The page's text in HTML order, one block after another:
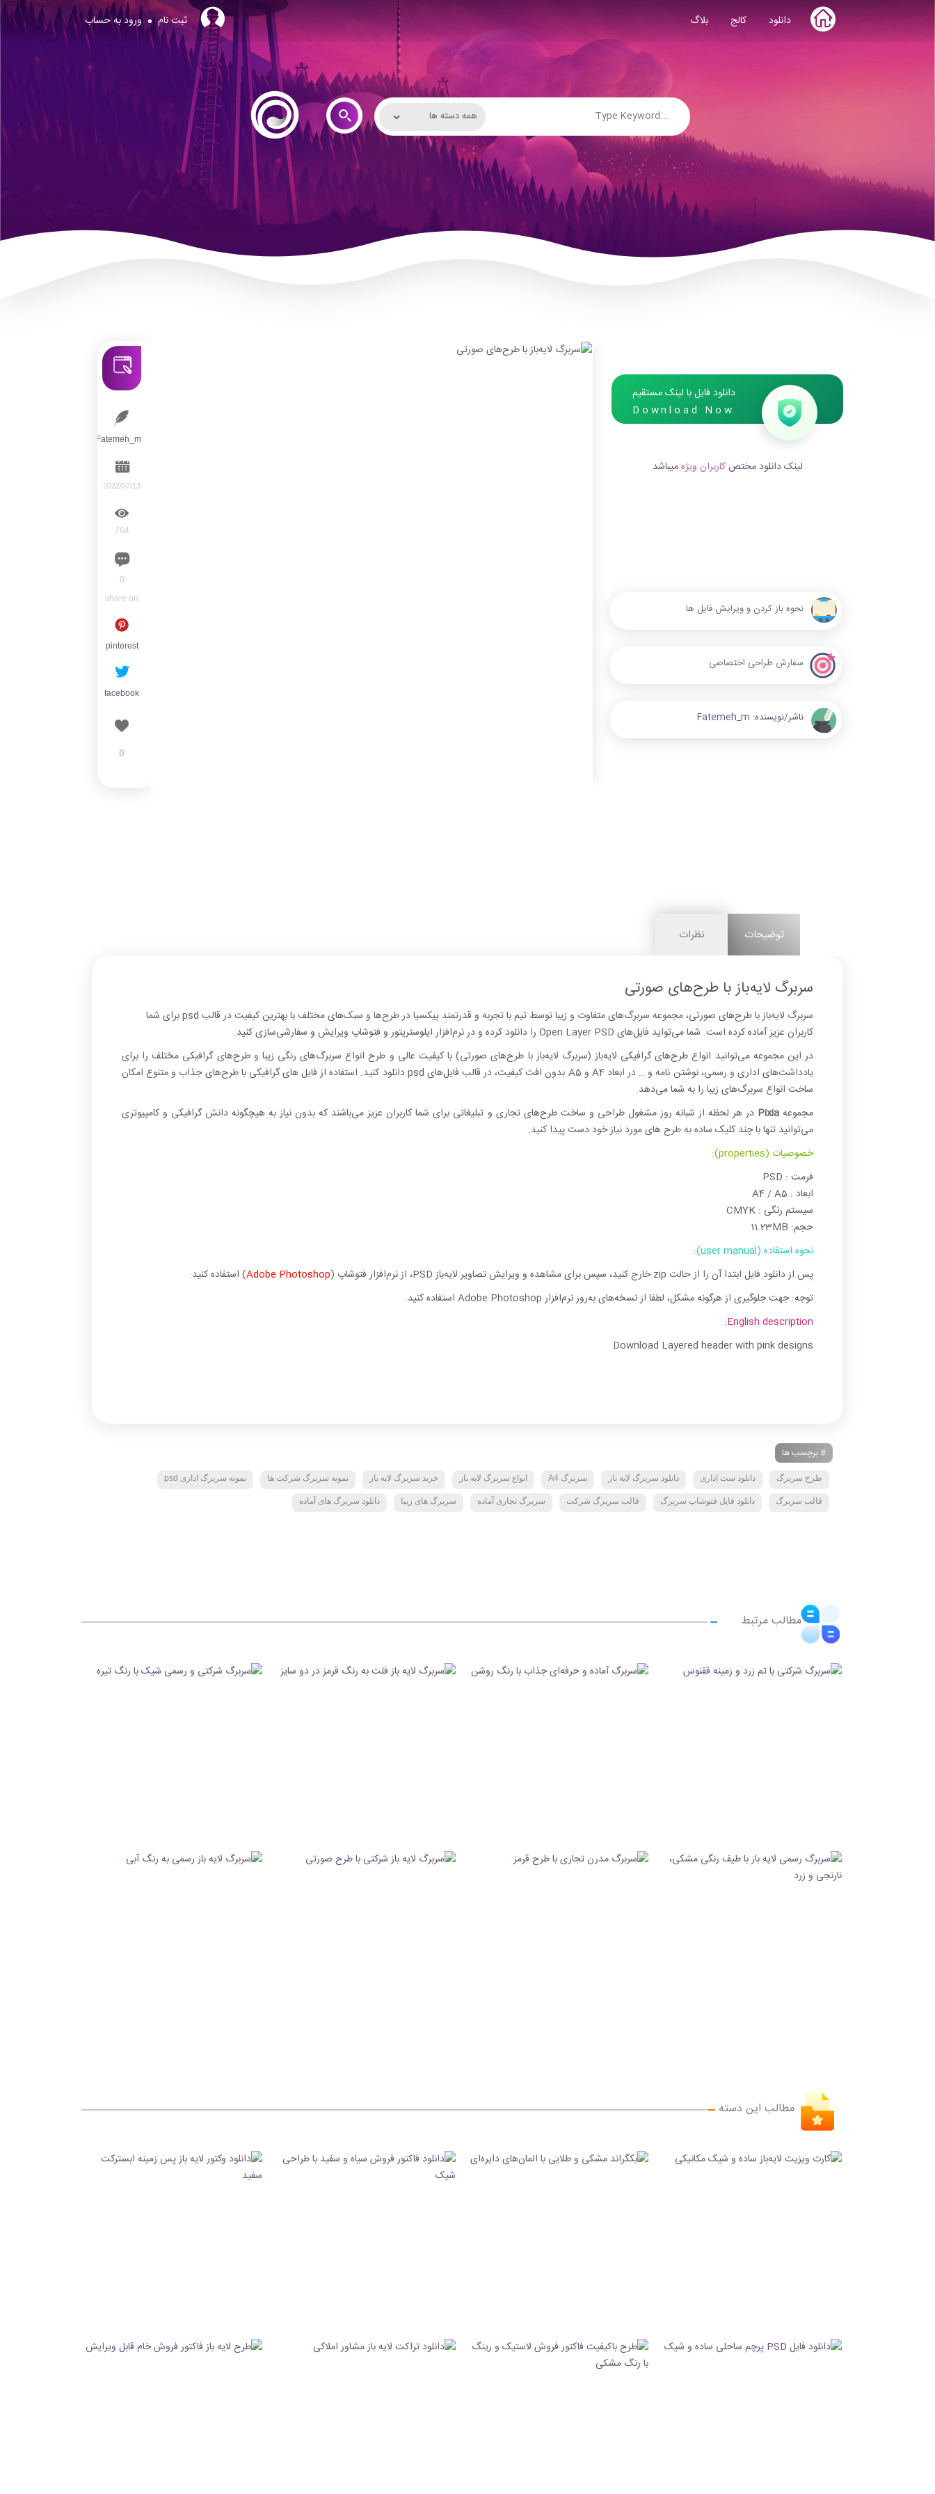
Skip
to
content
دانلود کالج بلاگ ثبت نام ورود به حساب
دانلود فایل با لینک مستقیم
Download Now
لینک دانلود مختصکاربران ویژهمیباشد
نحوه باز کردن و ویرایش فایل ها
سفارش طراحی اختصاصی
ناشر/نویسنده: Fatemeh_m
Fatemeh_m
2022/07/13
764
0
share on
pinterest
facebook
0
توضیحات نظرات
سربرگ لایه‌باز با طرح‌های صورتی
سربرگ لایه‌باز با طرح‌های صورتی، مجموعه سربرگ‌های متفاوت و زیبا توسط تیم با تجربه و قدرتمند پیکسیا در طرح‌ها و سبک‌های مختلف با بهترین کیفیت در قالب psd برای شما
کاربران عزیز آماده کرده است. شما می‌تواید فایل‌های Open Layer PSD را دانلود کرده و در نرم‌افزار ایلوستریتور و فتوشاپ ویرایش و سفارشی‌سازی کنید.
در این مجموعه می‌توانید انواع طرح‌های گرافیکی لایه‌باز (سربرگ لایه‌باز با طرح‌های صورتی) با کیفیت عالی و طرح انواع سربرگ‌های رنگی زیبا و طرح‌های گرافیکی مختلف را برای
یادداشت‌های اداری و رسمی، نوشتن نامه و … در ابعاد A4 و A5 بدون افت کیفیت، در قالب فایل‌های psd دانلود کنید. استفاده از فایل های گرافیکی با طرح‌های جذاب و متنوع امکان
ساخت انواع سربرگ‌های زیبا را به شما می‌دهد.
مجموعهPixia در هر لحظه از شبانه روز مشغول طراحی و ساخت طرح‌های تجاری و تبلیغاتی برای شما کاربران عزیز می‌باشند که بدون نیاز به هیچگونه دانش گرافیکی و کامپیوتری
می‌توانید تنها با چند کلیک ساده به طرح های مورد نیاز خود دست پیدا کنید.
خصوصیات (properties):
فرمت : PSD
ابعاد : A4 / A5
سیستم رنگی : CMYK
حجم: 11.23MB
نحوه استفاده (user manual):
پس از دانلود فایل ابتدا آن را از حالت zip خارج کنید، سپس برای مشاهده و ویرایش تصاویر لایه‌باز PSD، از نرم‌افزار فتوشاپ (
Adobe Photoshop) استفاده کنید.
توجه: جهت جلوگیری از هرگونه مشکل، لطفا از نسخه‌های به‌روز نرم‌افزار Adobe Photoshop استفاده کنید.
English description:
Download Layered header with pink designs
# برچسب ها
طرح سربرگ دانلود ست اداری دانلود سربرگ لایه باز سربرگ A4 انواع سربرگ لایه باز خرید سربرگ لایه باز نمونه سربرگ شرکت ها نمونه سربرگ اداری psd
قالب سربرگ دانلود فایل فتوشاپ سربرگ قالب سربرگ شرکت سربرگ تجاری آماده سربرگ های زیبا دانلود سربرگ های آماده
مطالب مرتبط
مطالب این دسته